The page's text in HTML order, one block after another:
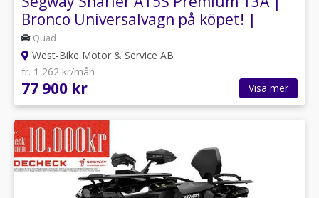
Bronco Universalvagn på köpet! |
Quad
West-Bike Motor & Service AB
fr. 1 262 kr/mån
77 900 kr Visa mer